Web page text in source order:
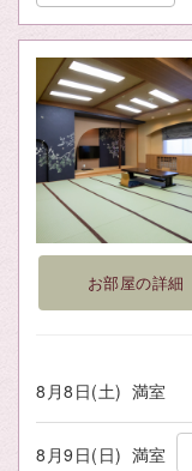
お部屋の詳細
8月8日(土) 満室
8月9日(日) 満室